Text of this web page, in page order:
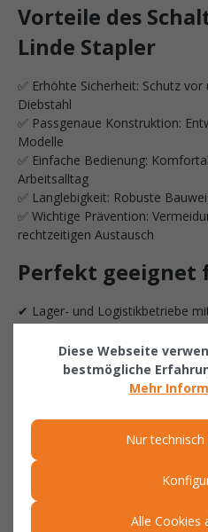
Vorteile des
Linde Stapler
✅ Erhöhte Sicherheit: Schutz
Diebstahl
✅ Passgenaue Konstruktion:
Modelle
✅ Einfache Bedienung:
Arbeitsalltag
✅ Langlebigkeit: Robuste
✅ Wichtige Prävention:
rechtzeitigen Austausch
Perfekt geeignet
✔ Lager- und Logistikbetriebe
✔ 24/7-Betriebe und intensive
✔ Sicherheitssensible
erfolgen darf
HINWEIS –
BESTELLUNG
⚠️ Die angezeigten
implizieren nicht, dass das
Geräts oder des Ersatzteils
Diese Webseite
bestmögliche
Mehr
Nur
Alle Cookies